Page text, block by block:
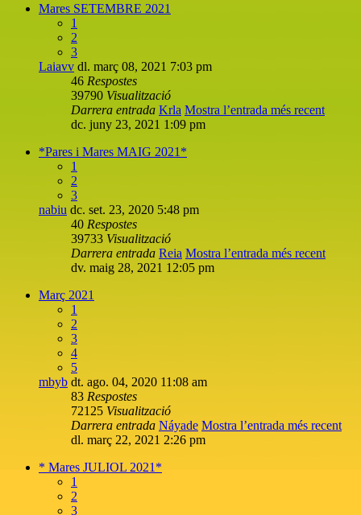
Mares SETEMBRE 2021
1
2
3
Laiavv dl. març 08, 2021 7:03 pm
46 Respostes
39790 Visualització
Darrera entrada Krla Mostra l’entrada més recent
dc. juny 23, 2021 1:09 pm
*Pares i Mares MAIG 2021*
1
2
3
nabiu dc. set. 23, 2020 5:48 pm
40 Respostes
39733 Visualització
Darrera entrada Reia Mostra l’entrada més recent
dv. maig 28, 2021 12:05 pm
Març 2021
1
2
3
4
5
mbyb dt. ago. 04, 2020 11:08 am
83 Respostes
72125 Visualització
Darrera entrada Náyade Mostra l’entrada més recent
dl. març 22, 2021 2:26 pm
* Mares JULIOL 2021*
1
2
3